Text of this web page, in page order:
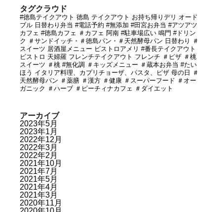
タグクラウド
#徳島テイクアウト 徳島 テイクアウト お持ち帰りデリ オード
ブル 日替わり弁当 #電話予約 #無添加 #田宮お弁当 #アツアツ
カフェ #徳島カフェ ＃カフェ 阿南 #駐車場広い 鳴門 #ドリン
ク ＃サンドイッチ・＃徳島パン・＃天然酵母パン 日替わり
＃
スイーツ 居酒屋メニュー ビストロアメリ #番長テイクアウト
ビストロ 天婦羅 フレンチテイクアウト フレンチ ＃ピザ ＃桃
スイーツ ＃桃 #無化調 ＃キッズメニュー ＃蔵本お弁当 #たい
ほう イタリア料理、カプリチョーザ、パスタ、ピザ 母の日
＃
天然酵母パン ＃薬膳 ＃漢方 ＃健康 ＃スーパーフード ＃オー
ガニック ＃ハーブ ＃ピーチィナカフェ ＃ダイエット
アーカイブ
2023年5月
2023年1月
2022年12月
2022年3月
2022年2月
2021年10月
2021年7月
2021年5月
2021年4月
2021年3月
2020年11月